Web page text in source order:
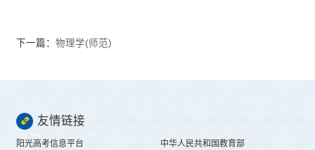
下一篇： 物理学(师范)
友情链接
阳光高考信息平台
中华人民共和国教育部